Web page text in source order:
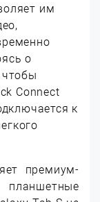
им
о
Connect
к
премиум-